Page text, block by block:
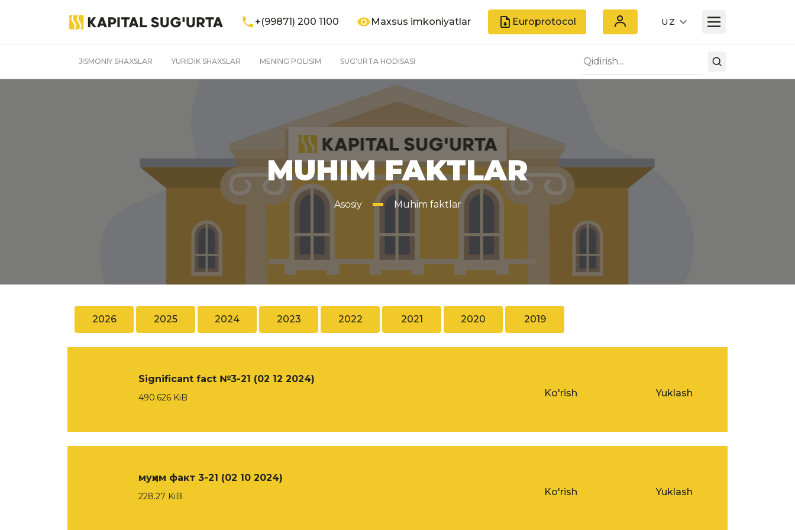
+(99871) 200 1100 Maxsus imkoniyatlar Europrotocol UZ
JISMONIY SHAXSLAR YURIDIK SHAXSLAR MENING POLISIM SUG'URTA HODISASI
MUHIM FAKTLAR
Asosiy Muhim faktlar
2026 2025 2024 2023 2022 2021 2020 2019
Significant fact №3-21 (02 12 2024)
490.626 KiB Ko'rish Yuklash
муҳим факт 3-21 (02 10 2024)
228.27 KiB Ko'rish Yuklash